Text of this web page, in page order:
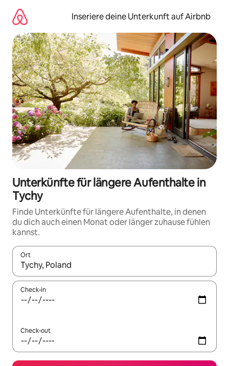
Inhalten
springen
Inseriere deine Unterkunft auf Airbnb
Unterkünfte für längere Aufenthalte in
Tychy
Finde Unterkünfte für längere Aufenthalte, in denen
du dich auch einen Monat oder länger zuhause fühlen
kannst.
Ort
Wenn Ergebnisse verfügbar sind, navigiere mit den
Check-in
Check-out